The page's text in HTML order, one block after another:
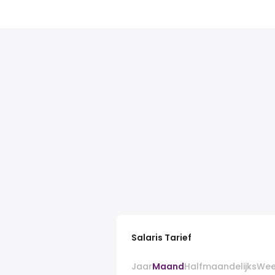
Salaris Tarief
JaarMaandHalfmaandelijks